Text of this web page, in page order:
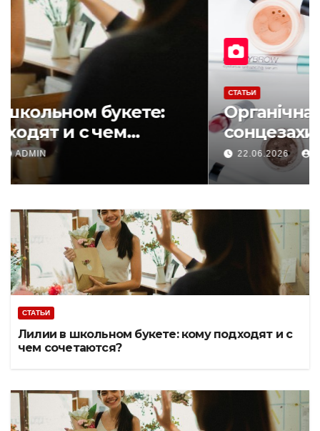
СТАТЬИ
Лилии в школьном букете:
кому подходят и с чем
сочетаются?
12.07.2026
СТАТЬИ
Лилии в школьном букете: кому подходят и с
чем сочетаются?